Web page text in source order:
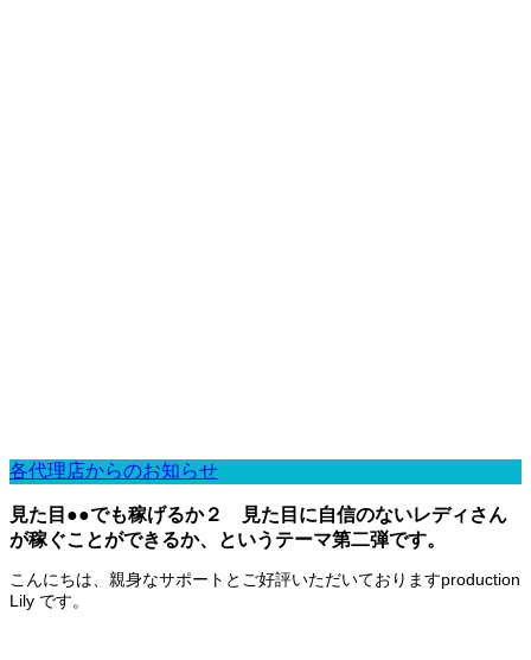
各代理店からのお知らせ
見た目●●でも稼げるか２ 見た目に自信のないレディさん
が稼ぐことができるか、というテーマ第二弾です。
こんにちは、親身なサポートとご好評いただいておりますproduction
Lily です。